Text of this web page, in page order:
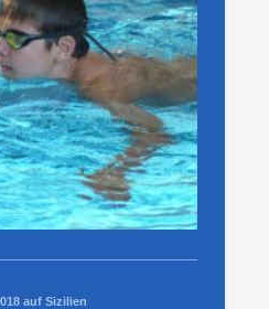
auf Sizilien